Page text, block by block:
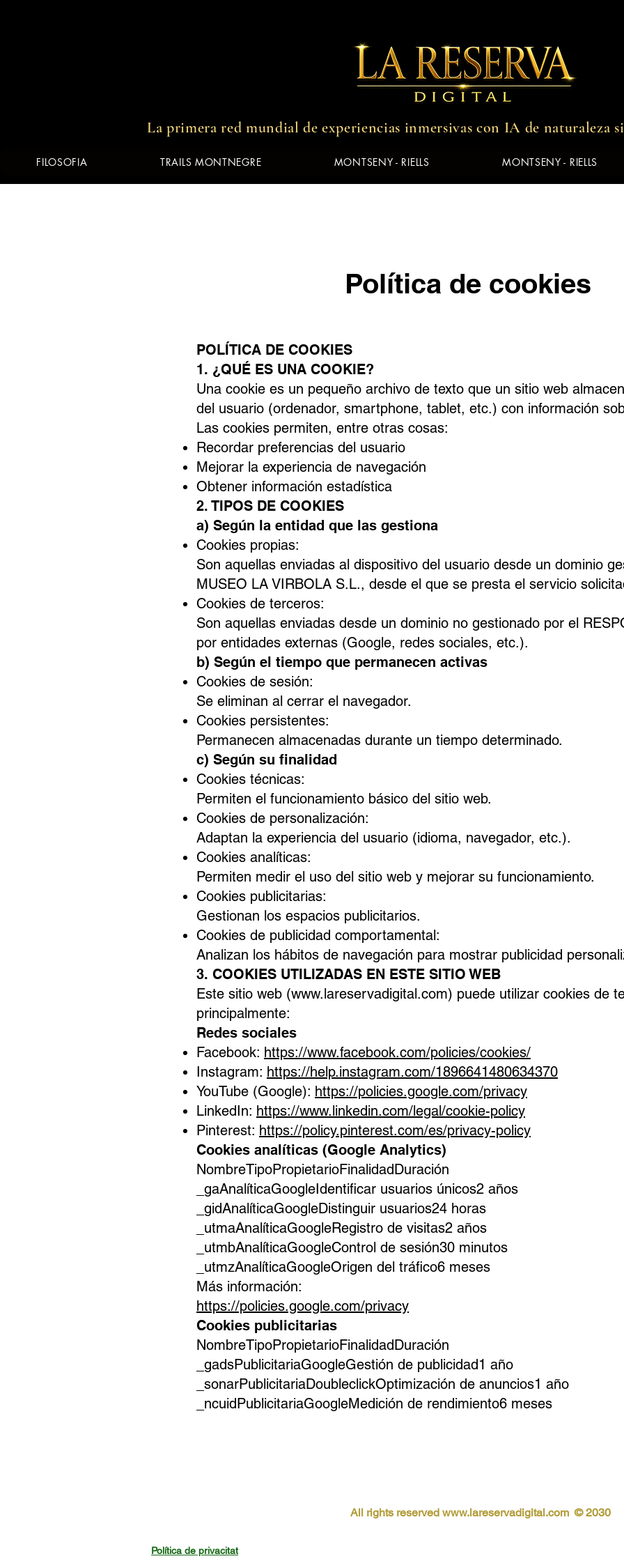
La primera red mundial de experiencias inmersivas con IA de naturaleza
FILOSOFIA TRAILS MONTNEGRE MONTSENY - RIELLS MONTSENY - RIELLS
Política de cookies
POLÍTICA DE COOKIES
1. ¿QUÉ ES UNA COOKIE?
Una cookie es un pequeño archivo de texto que un sitio web
del usuario (ordenador, smartphone, tablet, etc.) con información
Las cookies permiten, entre otras cosas:
Recordar preferencias del usuario
Mejorar la experiencia de navegación
Obtener información estadística
2. TIPOS DE COOKIES
a) Según la entidad que las gestiona
Cookies propias:
Son aquellas enviadas al dispositivo del usuario desde un dominio
MUSEO LA VIRBOLA S.L., desde el que se presta el servicio
Cookies de terceros:
Son aquellas enviadas desde un dominio no gestionado por el
por entidades externas (Google, redes sociales, etc.).
b) Según el tiempo que permanecen activas
Cookies de sesión:
Se eliminan al cerrar el navegador.
Cookies persistentes:
Permanecen almacenadas durante un tiempo determinado.
c) Según su finalidad
Cookies técnicas:
Permiten el funcionamiento básico del sitio web.
Cookies de personalización:
Adaptan la experiencia del usuario (idioma, navegador, etc.).
Cookies analíticas:
Permiten medir el uso del sitio web y mejorar su funcionamiento.
Cookies publicitarias:
Gestionan los espacios publicitarios.
Cookies de publicidad comportamental:
Analizan los hábitos de navegación para mostrar publicidad
3. COOKIES UTILIZADAS EN ESTE SITIO WEB
Este sitio web (www.lareservadigital.com) puede utilizar cookies de
principalmente:
Redes sociales
Facebook: https://www.facebook.com/policies/cookies/
Instagram: https://help.instagram.com/1896641480634370
YouTube (Google): https://policies.google.com/privacy
LinkedIn: https://www.linkedin.com/legal/cookie-policy
Pinterest: https://policy.pinterest.com/es/privacy-policy
Cookies analíticas (Google Analytics)
NombreTipoPropietarioFinalidadDuración
_gaAnalíticaGoogleIdentificar usuarios únicos2 años
_gidAnalíticaGoogleDistinguir usuarios24 horas
_utmaAnalíticaGoogleRegistro de visitas2 años
_utmbAnalíticaGoogleControl de sesión30 minutos
_utmzAnalíticaGoogleOrigen del tráfico6 meses
Más información:
https://policies.google.com/privacy
Cookies publicitarias
NombreTipoPropietarioFinalidadDuración
_gadsPublicitariaGoogleGestión de publicidad1 año
_sonarPublicitariaDoubleclickOptimización de anuncios1 año
_ncuidPublicitariaGoogleMedición de rendimiento6 meses
All rights reserved www.lareservadigital.com © 2030
Política de privacitat